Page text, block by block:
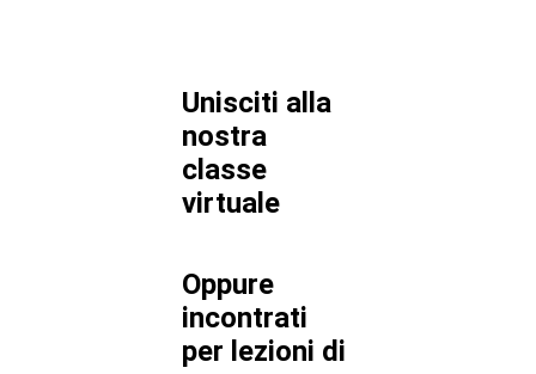
Unisciti alla
nostra
classe
virtuale
Oppure
incontrati
per lezioni di